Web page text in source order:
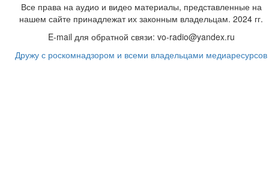
Все права на аудио и видео материалы, представленные на
нашем сайте принадлежат их законным владельцам. 2024 гг.
E-mail для обратной связи: vo-radio@yandex.ru
Дружу с роскомнадзором и всеми владельцами медиаресурсов